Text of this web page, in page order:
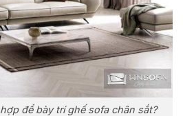
để bày trí ghế sofa chân sắt?